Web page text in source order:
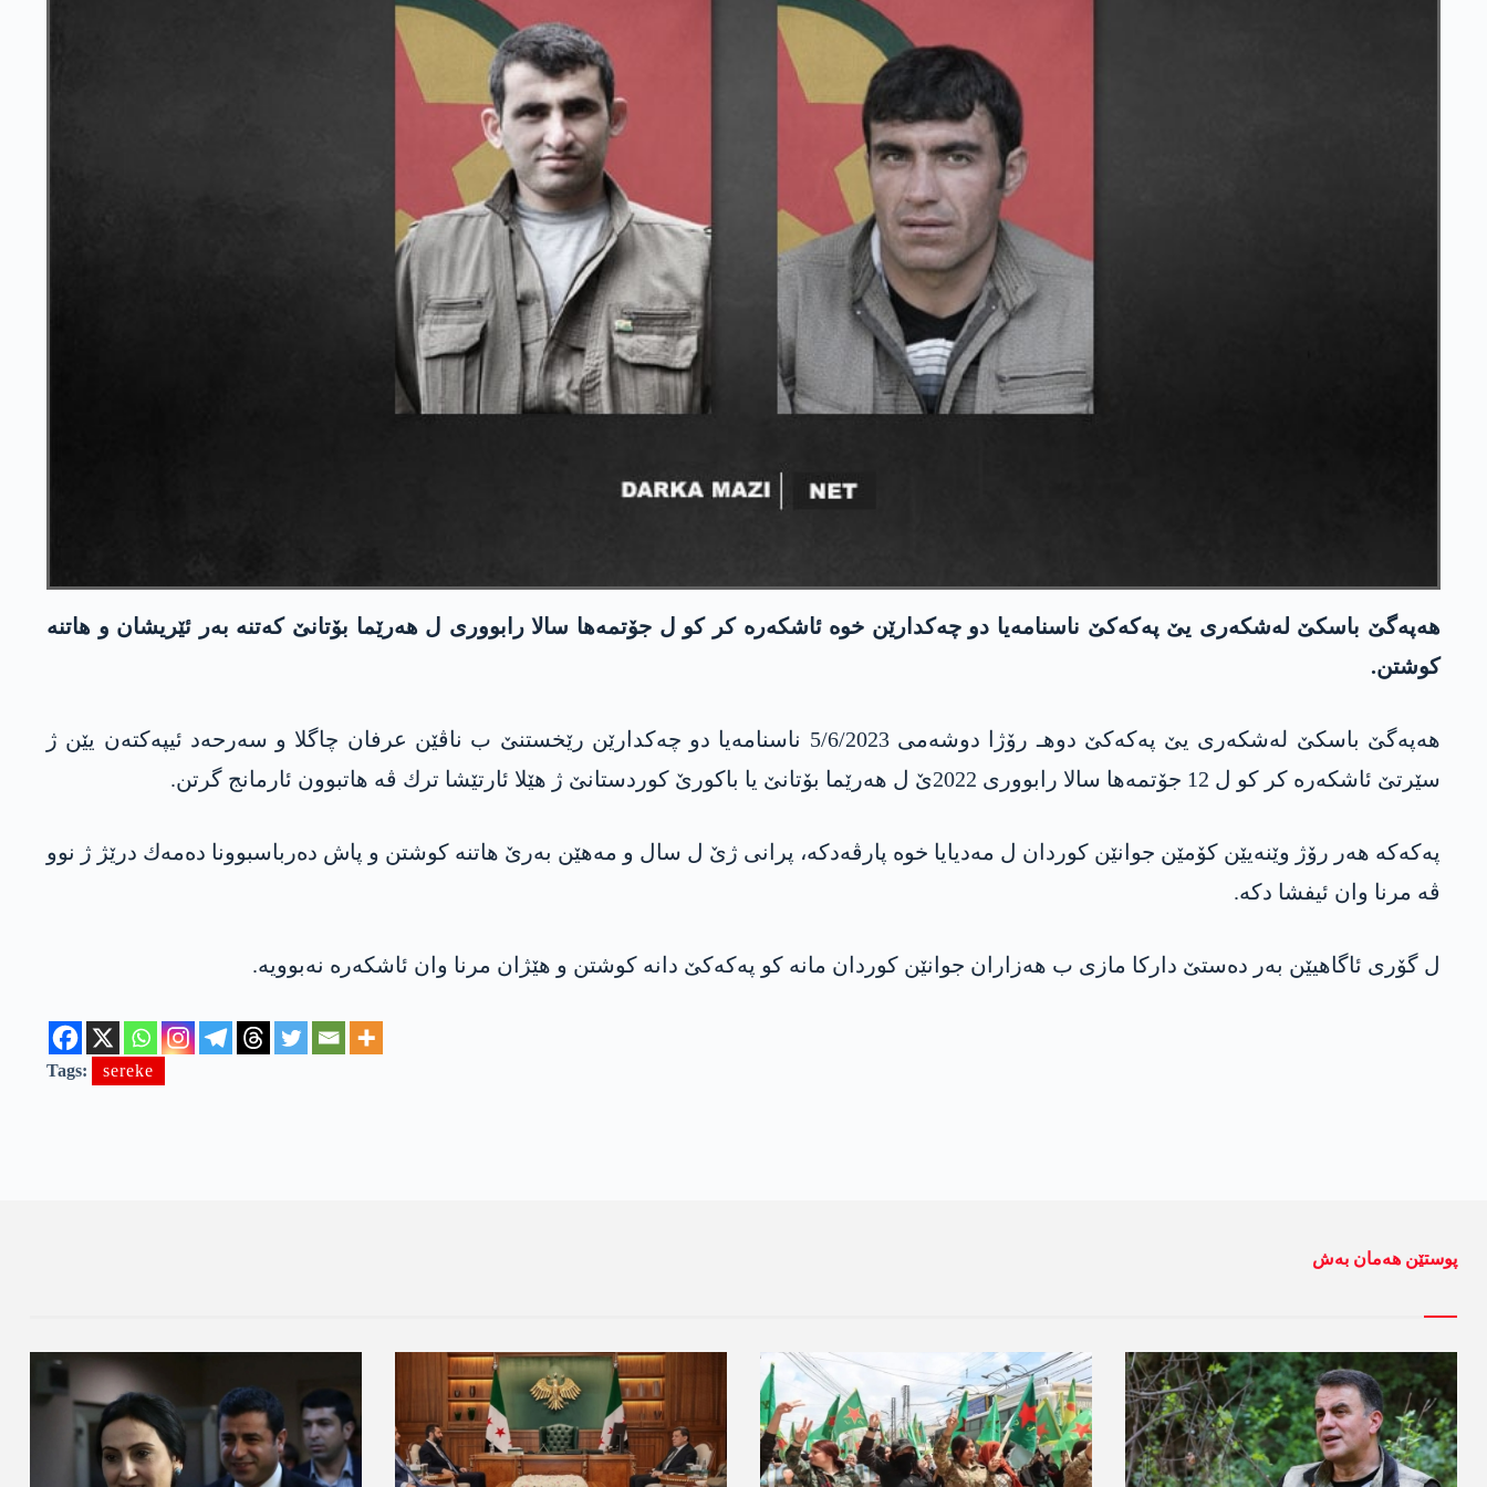
هه‌په‌گێ باسكێ له‌شكه‌ری یێ په‌كه‌كێ ناسنامه‌یا دو چه‌كدارێن خوه‌ ئاشكه‌ره‌ كر كو ل جۆتمه‌ها سالا رابووری ل هه‌رێما بۆتانێ كه‌تنه‌ به‌ر ئێریشان و هاتنه‌
كوشتن.
هه‌په‌گێ باسكێ له‌شكه‌ری یێ په‌كه‌كێ دوهـ رۆژا دوشه‌می 5/6/2023 ناسنامه‌یا دو چه‌كدارێن رێخستنێ ب ناڤێن عرفان چاگلا و سه‌رحه‌د ئیپه‌كته‌ن یێن ژ
سێرتێ ئاشكه‌ره‌ كر كو ل 12 جۆتمه‌ها سالا رابووری 2022ێ ل هه‌رێما بۆتانێ یا باكورێ كوردستانێ ژ هێلا ئارتێشا ترك ڤه‌ هاتبوون ئارمانج گرتن.
په‌كه‌كه‌ هه‌ر رۆژ وێنه‌یێن كۆمێن جوانێن كوردان ل مه‌دیایا خوه‌ پارڤه‌دكه‌، پرانی ژێ ل سال و مه‌هێن به‌رێ هاتنه‌ كوشتن و پاش ده‌رباسبوونا ده‌مه‌ك درێژ ژ نوو
ڤه‌ مرنا وان ئیفشا دكه‌.
ل گۆری ئاگاهیێن به‌ر ده‌ستێ داركا مازی ب هه‌زاران جوانێن كوردان مانه‌ كو په‌كه‌كێ دانه‌ كوشتن و هێژان مرنا وان ئاشكه‌ره‌ نه‌بوویه‌.
Tags: sereke
پوستێن ھەمان بەش